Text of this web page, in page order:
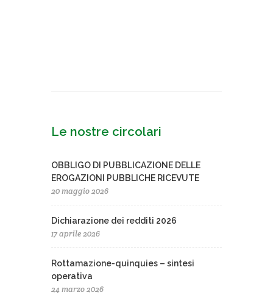
Le nostre circolari
OBBLIGO DI PUBBLICAZIONE DELLE
EROGAZIONI PUBBLICHE RICEVUTE
20 maggio 2026
Dichiarazione dei redditi 2026
17 aprile 2026
Rottamazione-quinquies – sintesi
operativa
24 marzo 2026